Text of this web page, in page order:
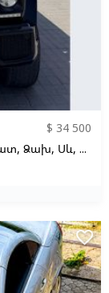
$ 34 500
Ձախ, Սև, Սև
favorite_border